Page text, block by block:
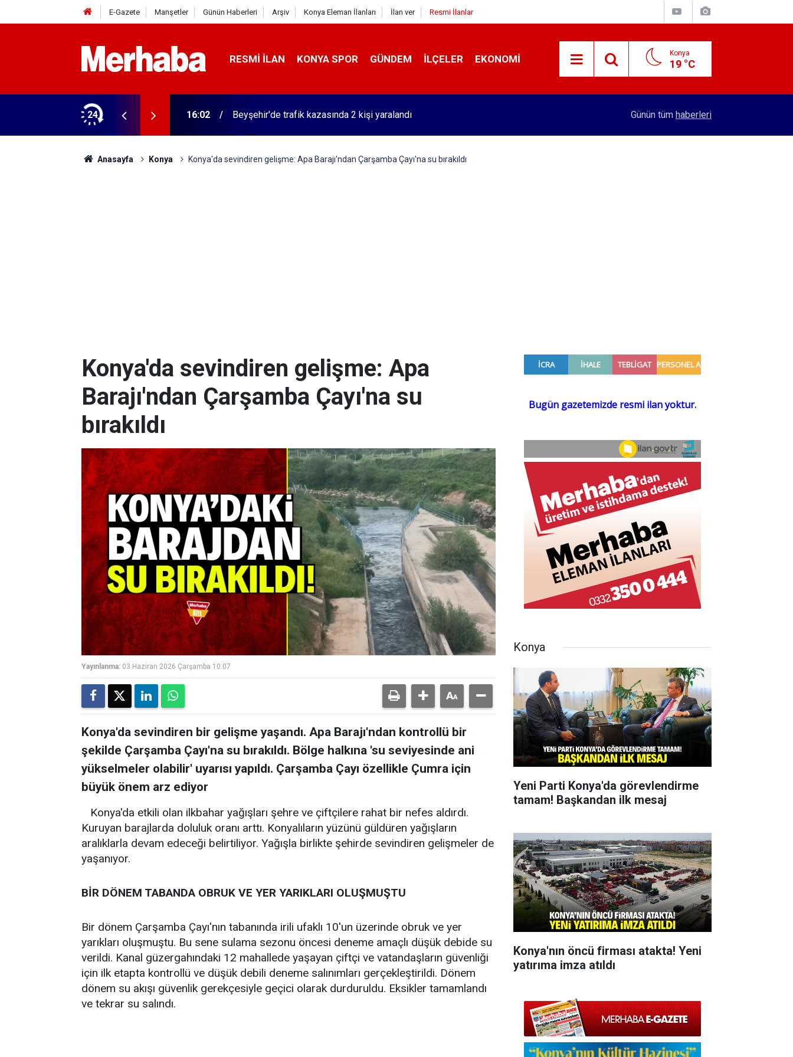
E-Gazete Manşetler Günün Haberleri Arşiv Konya Eleman İlanları İlan ver Resmi İlanlar
RESMI İLAN KONYA SPOR GÜNDEM İLÇELER EKONOMI Konya
19 °C
24
tamam! Başkandan ilk mesaj 16:02 Beyşehir'de trafik kazasında 2 kişi yaralandı Konya'nın öncü firması atakta! Yeni yatırıma
Günün tüm haberleri
Anasayfa Konya Konya'da sevindiren gelişme: Apa Barajı'ndan Çarşamba Çayı'na su bırakıldı
Konya'da sevindiren gelişme: Apa
Barajı'ndan Çarşamba Çayı'na su
bırakıldı
Yayınlanma: 03 Haziran 2026 Çarşamba 10:07
Konya'da sevindiren bir gelişme yaşandı. Apa Barajı'ndan kontrollü bir
şekilde Çarşamba Çayı'na su bırakıldı. Bölge halkına 'su seviyesinde ani
yükselmeler olabilir' uyarısı yapıldı. Çarşamba Çayı özellikle Çumra için
büyük önem arz ediyor
Konya'da etkili olan ilkbahar yağışları şehre ve çiftçilere rahat bir nefes aldırdı.
Kuruyan barajlarda doluluk oranı arttı. Konyalıların yüzünü güldüren yağışların
aralıklarla devam edeceği belirtiliyor. Yağışla birlikte şehirde sevindiren gelişmeler de
yaşanıyor.
BİR DÖNEM TABANDA OBRUK VE YER YARIKLARI OLUŞMUŞTU
Bir dönem Çarşamba Çayı'nın tabanında irili ufaklı 10'un üzerinde obruk ve yer
yarıkları oluşmuştu. Bu sene sulama sezonu öncesi deneme amaçlı düşük debide su
verildi. Kanal güzergahındaki 12 mahallede yaşayan çiftçi ve vatandaşların güvenliği
için ilk etapta kontrollü ve düşük debili deneme salınımları gerçekleştirildi. Dönem
dönem su akışı güvenlik gerekçesiyle geçici olarak durduruldu. Eksikler tamamlandı
ve tekrar su salındı.
Konya
Yeni Parti Konya'da görevlendirme
tamam! Başkandan ilk mesaj
Konya'nın öncü firması atakta! Yeni
yatırıma imza atıldı